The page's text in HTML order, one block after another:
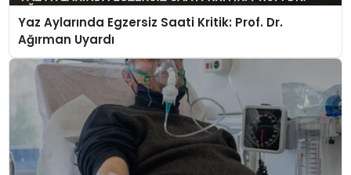
Yaz Aylarında Egzersiz Saati Kritik: Prof. Dr.
Ağırman Uyardı